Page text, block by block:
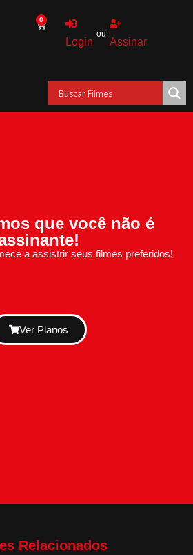
0
Login
ou
Assinar
que você não é
a assistrir seus filmes preferidos!
Ver Planos
Relacionados